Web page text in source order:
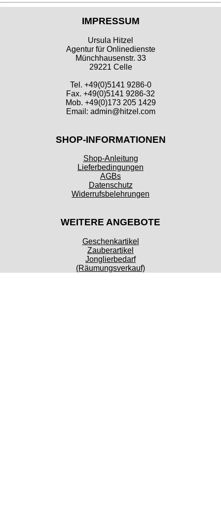
IMPRESSUM
Ursula Hitzel
Agentur für Onlinedienste
Münchhausenstr. 33
29221 Celle
Tel. +49(0)5141 9286-0
Fax. +49(0)5141 9286-32
Mob. +49(0)173 205 1429
Email: admin@hitzel.com
SHOP-INFORMATIONEN
Shop-Anleitung
Lieferbedingungen
AGBs
Datenschutz
Widerrufsbelehrungen
WEITERE ANGEBOTE
Geschenkartikel
Zauberartikel
Jonglierbedarf
(Räumungsverkauf)